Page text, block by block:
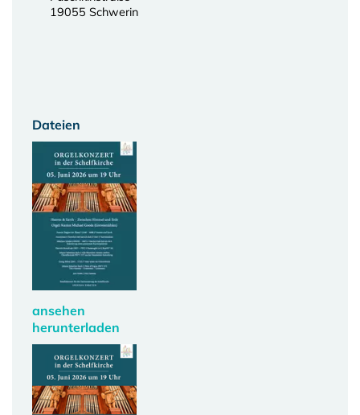
19055 Schwerin
Dateien
ansehen
herunterladen